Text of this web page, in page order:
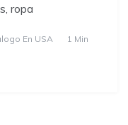
ropa
En USA
1 Min